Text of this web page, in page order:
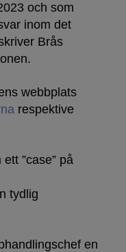
och som
inom det
Brås
webbplats
respektive
”case” på
tydlig
en